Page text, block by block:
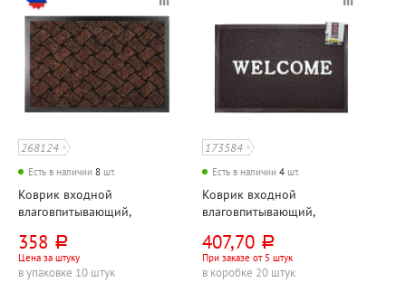
268124
Есть в наличии 8 шт.
Коврик входной
влаговпитывающий,
коричневый
358 руб.
Цена за штуку
в упаковке 10 штук
173584
Есть в наличии 4 шт.
Коврик входной
влаговпитывающий,
"Губчатый (Spongy)", "Добро
пожаловать (Welcome)",
коричневый
407,70 руб.
При заказе от 5 штук
в коробке 20 штук